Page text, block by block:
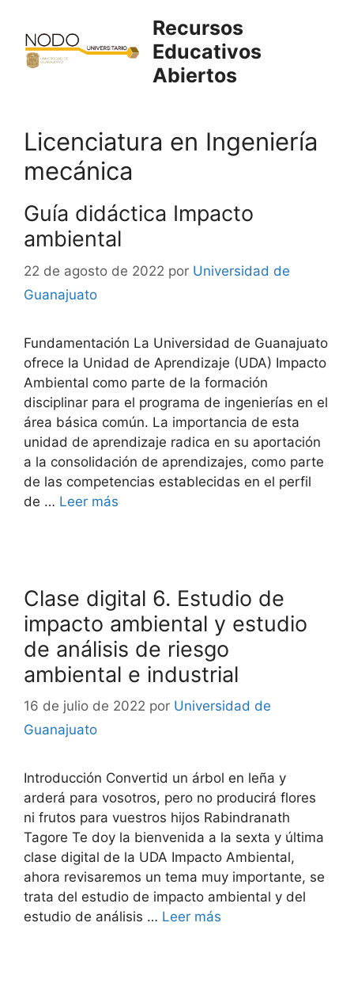
contenido
Recursos
Educativos
Abiertos
Licenciatura en Ingeniería
mecánica
Guía didáctica Impacto
ambiental
22 de agosto de 2022 por Universidad de
Guanajuato
Fundamentación La Universidad de Guanajuato
ofrece la Unidad de Aprendizaje (UDA) Impacto
Ambiental como parte de la formación
disciplinar para el programa de ingenierías en el
área básica común. La importancia de esta
unidad de aprendizaje radica en su aportación
a la consolidación de aprendizajes, como parte
de las competencias establecidas en el perfil
de … Leer más
Clase digital 6. Estudio de
impacto ambiental y estudio
de análisis de riesgo
ambiental e industrial
16 de julio de 2022 por Universidad de
Guanajuato
Introducción Convertid un árbol en leña y
arderá para vosotros, pero no producirá flores
ni frutos para vuestros hijos Rabindranath
Tagore Te doy la bienvenida a la sexta y última
clase digital de la UDA Impacto Ambiental,
ahora revisaremos un tema muy importante, se
trata del estudio de impacto ambiental y del
estudio de análisis … Leer más